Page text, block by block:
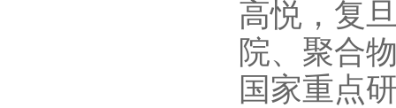
高悦，复
院、聚合
国家重点